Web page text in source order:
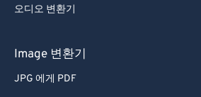
오디오 변환기
Image 변환기
JPG 에게 PDF